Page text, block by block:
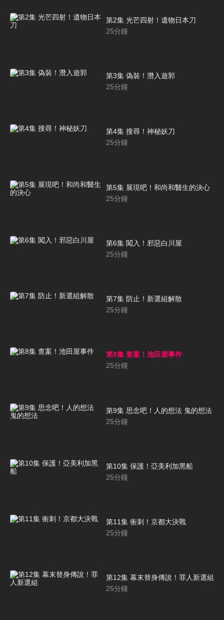
第2集 光芒四射！遺物日本刀
25分鐘
第3集 偽裝！潛入遊郭
25分鐘
第4集 搜尋！神秘妖刀
25分鐘
第5集 展現吧！和尚和醫生的決心
25分鐘
第6集 闖入！邪惡白川屋
25分鐘
第7集 防止！新選組解散
25分鐘
第8集 查案！池田屋事件
25分鐘
第9集 思念吧！人的想法 鬼的想法
25分鐘
第10集 保護！亞美利加黑船
25分鐘
第11集 衝刺！京都大決戰
25分鐘
第12集 幕末替身傳說！罪人新選組
25分鐘